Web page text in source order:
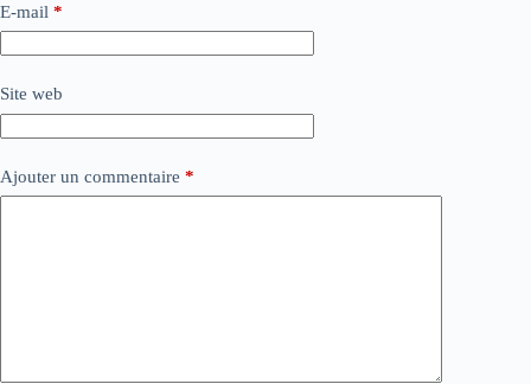
E-mail *
Site web
Ajouter un commentaire *